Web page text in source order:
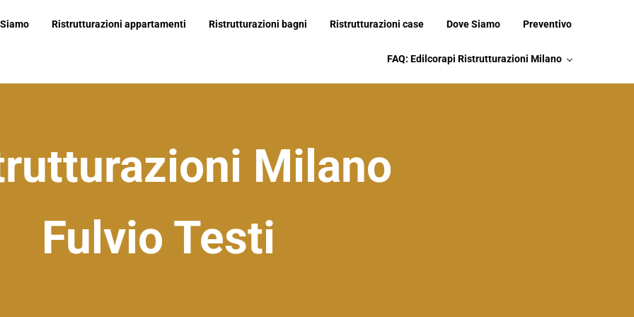
Ristrutturazioni appartamenti Ristrutturazioni bagni Ristrutturazioni case Dove Siamo Preventivo
FAQ: Edilcorapi Ristrutturazioni Milano
Milano
Fulvio Testi